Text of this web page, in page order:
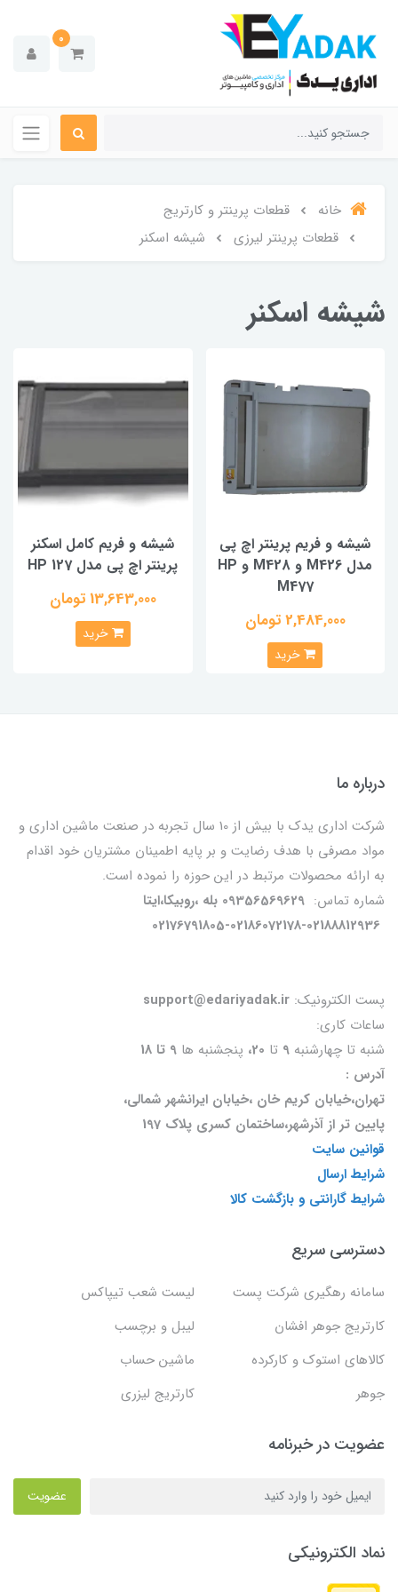
0
خانه
قطعات پرینتر و کارتریج
قطعات پرینتر لیرزی
شیشه اسکنر
شیشه اسکنر
شیشه و فریم پرینتر اچ پی
مدل M426 و M428 و HP
M477
2,484,000 تومان
خرید
شیشه و فریم کامل اسکنر
پرینتر اچ پی مدل HP 127
13,643,000 تومان
خرید
درباره ما
شرکت اداری یدک با بیش از 10 سال تجربه در صنعت ماشین اداری و
مواد مصرفی با هدف رضایت و بر پایه اطمینان مشتریان خود اقدام
به ارائه محصولات مرتبط در این حوزه را نموده است.
شماره تماس: 09356569629 بله ،روبیکا،ایتا
02176791805-02186072178-02188812936
پست الکترونیک:
ساعات کاری:
شنبه تا چهارشنبه 9 تا 20، پنجشنبه ها
آدرس :
تهران،خیابان کریم خان ،خیابان ایرانشهر شمالی،
پایین تر از آذرشهر،ساختمان کسری پلاک 197
قوانین سایت
شرایط ارسال
شرایط گارانتی و بازگشت کالا
دسترسی سریع
سامانه رهگیری شرکت پست
لیست شعب تیپاکس
کارتریج جوهر افشان
لیبل و برچسب
کالاهای استوک و کارکرده
ماشین حساب
جوهر
کارتریج لیزری
عضویت در خبرنامه
عضویت
نماد الکترونیکی